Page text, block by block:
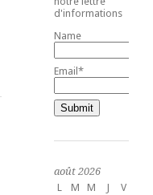
d'informations
Name
Email*
août 2026
L
M M J V